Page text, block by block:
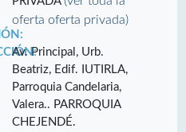
oferta oferta privada)
Av. Principal, Urb.
Beatriz, Edif. IUTIRLA,
Parroquia Candelaria,
Valera.. PARROQUIA
CHEJENDÉ.